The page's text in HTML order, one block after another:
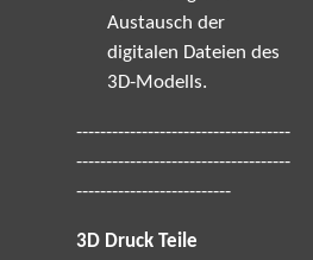
Austausch der
digitalen Dateien des
3D-Modells.
------------------------------------
------------------------------------
--------------------------
3D Druck Teile